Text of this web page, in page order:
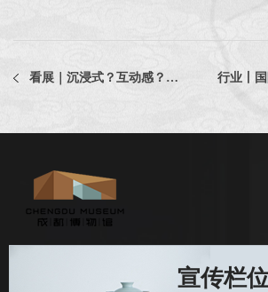
看展｜沉浸式？互动感？“钢铁与荣耀”不要错过的拓展体验
宣传栏